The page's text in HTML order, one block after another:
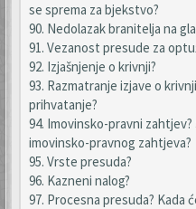
se sprema za bjekstvo?
90. Nedolazak branitelja na
91. Vezanost presude za
92. Izjašnjenje o krivnji?
93. Razmatranje izjave o
prihvatanje?
94. Imovinsko-pravni
imovinsko-pravnog zahtjeva?
95. Vrste presuda?
96. Kazneni nalog?
97. Procesna presuda? Kada